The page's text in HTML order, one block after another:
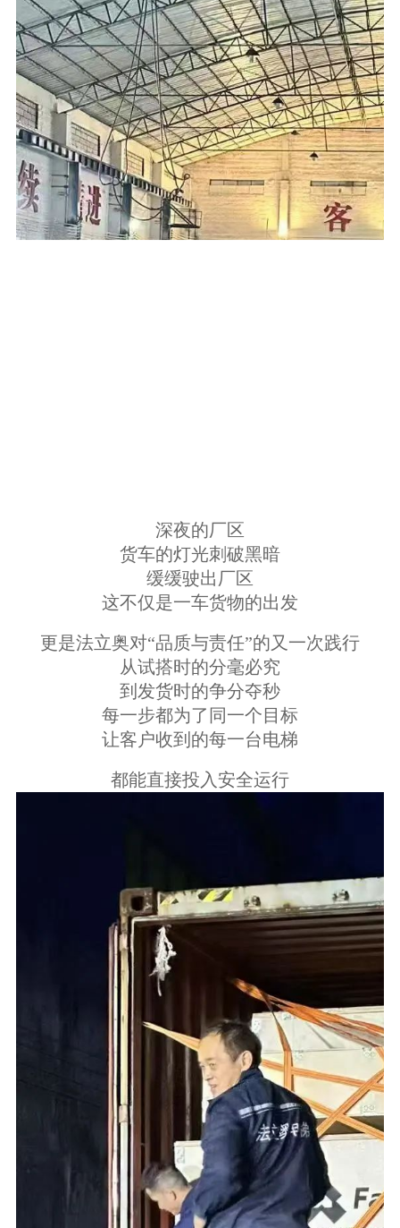
深夜的厂区
货车的灯光刺破黑暗
缓缓驶出厂区
这不仅是一车货物的出发
更是法立奥对“品质与责任”的又一次践行
从试搭时的分毫必究
到发货时的争分夺秒
每一步都为了同一个目标
让客户收到的每一台电梯
都能直接投入安全运行